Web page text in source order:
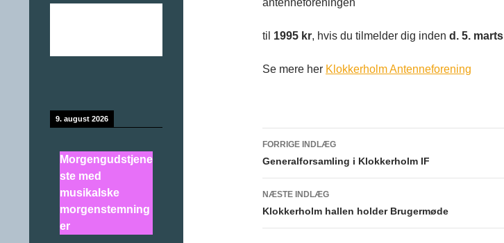
til 1995 kr, hvis du tilmelder dig inden d. 5. marts
Se mere her Klokkerholm Antenneforening
Indlægsnavigation
FORRIGE INDLÆG
Generalforsamling i Klokkerholm IF
NÆSTE INDLÆG
Klokkerholm hallen holder Brugermøde
9. august 2026
Morgengudstjene
ste med
musikalske
morgenstemning
er